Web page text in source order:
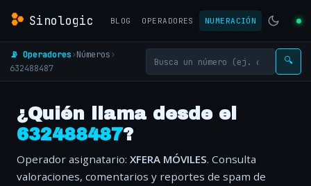
Sinologic BLOG OPERADORES NUMERACIÓN
📡 Operadores›Números›
632488487
🔍
¿Quién llama desde el
632488487?
Operador asignatario: XFERA MÓVILES. Consulta
valoraciones, comentarios y reportes de spam de